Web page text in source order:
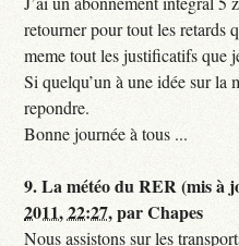
retourner pour tout les retards
meme tout les justificatifs que
Si quelqu’un à une idée sur la
repondre.
Bonne journée à tous ...
9.La météo du RER (mis à
2011, 22:27,parChapes
Nous assistons sur les